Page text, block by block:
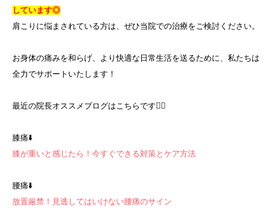
しています◎
肩こりに悩まされている方は、ぜひ当院での治療をご検討ください。
お身体の痛みを和らげ、より快適な日常生活を送るために、私たちは
全力でサポートいたします！
最近の院長オススメブログはこちらです💁‍♀️
膝痛⬇️
膝が重いと感じたら！今すぐできる対策とケア方法
腰痛⬇️
放置厳禁！見逃してはいけない腰痛のサイン